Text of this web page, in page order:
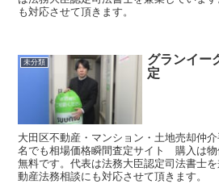
も対応させて頂きます。
未分類
グランイー
定
大田区不動産・マンション・土地売却仲
名でも相場価格瞬間査定サイト 購入は
無料です。代表は法務大臣認定司法書士
動産法務相談にも対応させて頂きます。